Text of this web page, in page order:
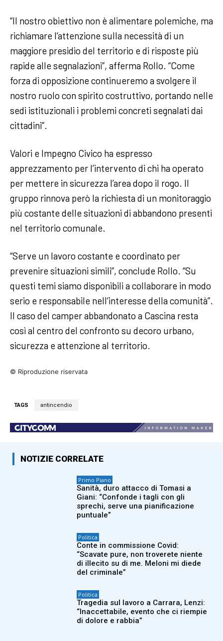
“Il nostro obiettivo non è alimentare polemiche, ma
richiamare l’attenzione sulla necessità di un
maggiore presidio del territorio e di risposte più
rapide alle segnalazioni”, afferma Rollo. “Come
forza di opposizione continueremo a svolgere il
nostro ruolo con spirito costruttivo, portando nelle
sedi istituzionali i problemi concreti segnalati dai
cittadini”.
Valori e Impegno Civico ha espresso
apprezzamento per l’intervento di chi ha operato
per mettere in sicurezza l’area dopo il rogo. Il
gruppo rinnova però la richiesta di un monitoraggio
più costante delle situazioni di abbandono presenti
nel territorio comunale.
“Serve un lavoro costante e coordinato per
prevenire situazioni simili”, conclude Rollo. “Su
questi temi siamo disponibili a collaborare in modo
serio e responsabile nell’interesse della comunità”.
Il caso del camper abbandonato a Cascina resta
così al centro del confronto su decoro urbano,
sicurezza e attenzione al territorio.
© Riproduzione riservata
TAGS antincendio
NOTIZIE CORRELATE
Primo Piano
Sanità, duro attacco di Tomasi a
Giani: “Confonde i tagli con gli
sprechi, serve una pianificazione
puntuale”
Politica
Conte in commissione Covid:
“Scavate pure, non troverete niente
di illecito su di me. Meloni mi diede
del criminale”
Politica
Tragedia sul lavoro a Carrara, Lenzi:
“Inaccettabile, evento che ci riempie
di dolore e rabbia”